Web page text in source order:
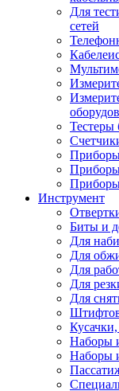
Для
сетей
Тестеры
Инструмент
Биты и
Для
Для
Для
Для
Для
Наборы
Наборы